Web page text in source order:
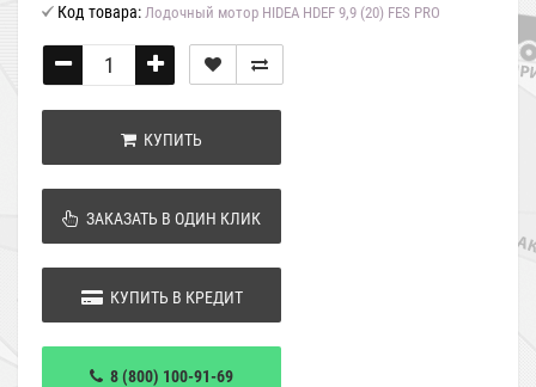
Код товара: Лодочный мотор HIDEA HDEF 9,9 (20) FES PRO
КУПИТЬ
ЗАКАЗАТЬ В ОДИН КЛИК
КУПИТЬ В КРЕДИТ
8 (800) 100-91-69